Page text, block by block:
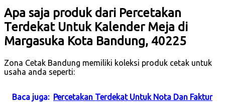
Apa saja produk dari Percetakan
Terdekat Untuk Kalender Meja di
Margasuka Kota Bandung, 40225
Zona Cetak Bandung memiliki koleksi produk cetak untuk
usaha anda seperti:
Baca juga: Percetakan Terdekat Untuk Nota Dan Faktur